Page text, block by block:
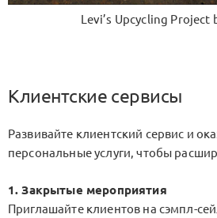
Levi’s Upcycling Project
Клиентские сервисы
Развивайте клиентский сервис и
персональные услуги, чтобы
1. Закрытые мероприятия
Приглашайте клиентов на сэмпл-